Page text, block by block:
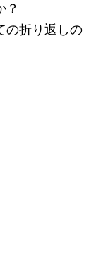
？
の折り返しの